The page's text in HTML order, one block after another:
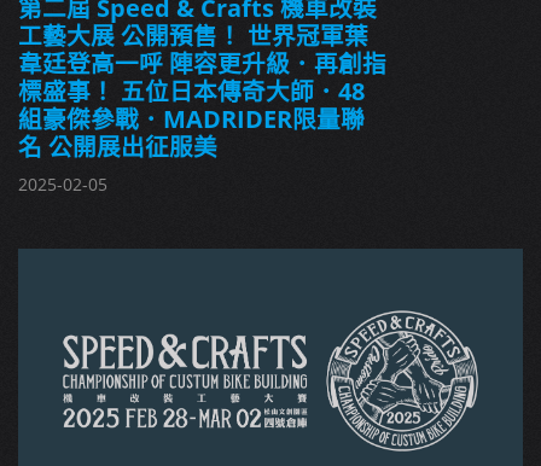
第二屆 Speed & Crafts 機車改裝
工藝大展 公開預售！ 世界冠軍葉
韋廷登高一呼 陣容更升級．再創指
標盛事！ 五位日本傳奇大師．48
組豪傑參戰．MADRIDER限量聯
名 公開展出征服美
2025-02-05